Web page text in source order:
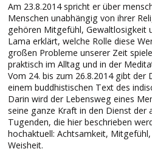
Am 23.8.2014 spricht er über
Menschen unabhängig von ihrer
gehören Mitgefühl, Gewaltlosigkeit
Lama erklärt, welche Rolle diese
großen Probleme unserer Zeit
praktisch im Alltag und in der
Vom 24. bis zum 26.8.2014 gibt der
einem buddhistischen Text des
Darin wird der Lebensweg eines
seine ganze Kraft in den Dienst der
Tugenden, die hier beschrieben
hochaktuell: Achtsamkeit,
Weisheit.